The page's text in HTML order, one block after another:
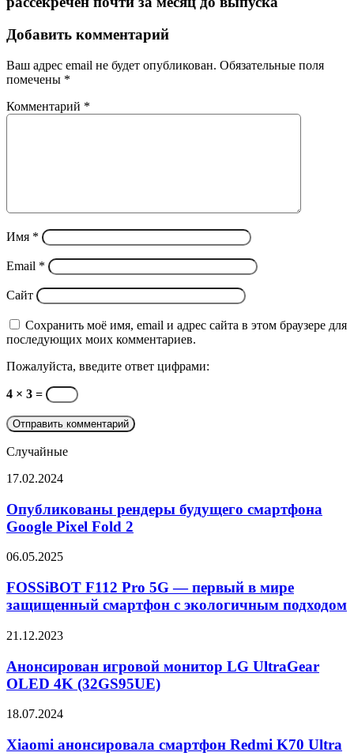
Добавить комментарий
Ваш адрес email не будет опубликован. Обязательные поля
помечены *
Комментарий *
Имя *
Email *
Сайт
Сохранить моё имя, email и адрес сайта в этом браузере для
последующих моих комментариев.
Пожалуйста, введите ответ цифрами:
4 × 3 =
Случайные
Опубликованы
будущего
смартфона
Google
Fold
17.02.2024
Опубликованы рендеры будущего смартфона
Google Pixel Fold 2
FOSSiBOT
Pro
5G
—
в
защищенный
смартфон
экологичным
06.05.2025
FOSSiBOT F112 Pro 5G — первый в мире
защищенный смартфон с экологичным подходом
Анонсирован
монитор
LG
UltraGear
4K
21.12.2023
Анонсирован игровой монитор LG UltraGear
OLED 4K (32GS95UE)
Xiaomi
смартфон
18.07.2024
Xiaomi анонсировала смартфон Redmi K70 Ultra